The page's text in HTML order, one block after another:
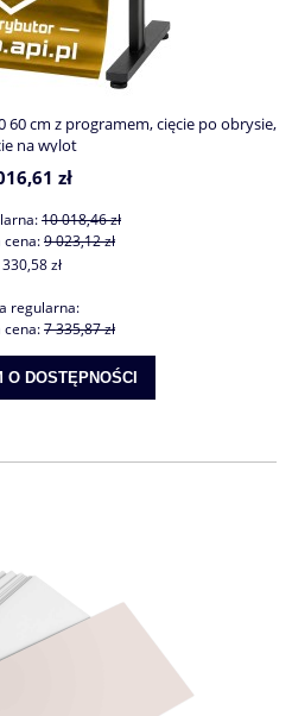
60 cm z programem, cięcie po obrysie,
na wylot
zł
10 018,46 zł
cena:9 023,12 zł
zł
regularna:
cena:7 335,87 zł
O DOSTĘPNOŚCI